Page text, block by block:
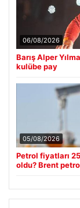
06/08/2026
Barış Alper
kulübe pay
05/08/2026
Petrol fiyatları
oldu? Brent